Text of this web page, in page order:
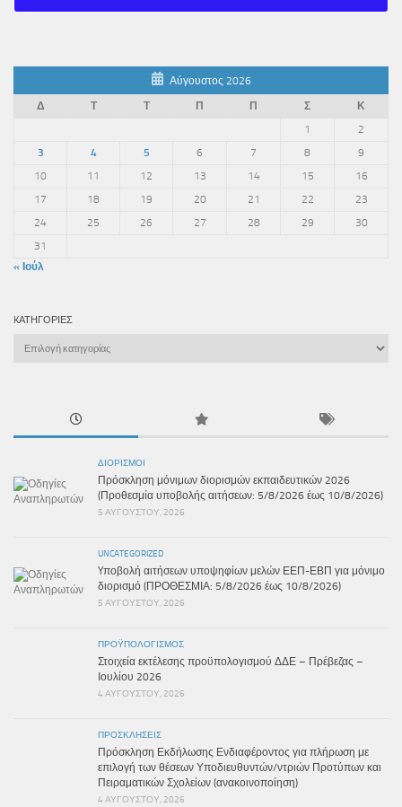
Αύγουστος 2026
Δ
Τ Τ Π Π Σ
Κ
1
2
3
4 5 6 7 8
9
10
11 12 13 14 15
16
17
18 19 20 21 22
23
24
25 26 27 28 29
30
31
« Ιούλ
KΑΤΗΓΟΡΊΕΣ
Kατηγορίες
ΔΙΟΡΙΣΜΟΊ
Πρόσκληση μόνιμων διορισμών εκπαιδευτικών 2026
(Προθεσμία υποβολής αιτήσεων: 5/8/2026 έως 10/8/2026)
5 ΑΥΓΟΎΣΤΟΥ, 2026
UNCATEGORIZED
Yποβολή αιτήσεων υποψηφίων μελών ΕΕΠ-ΕΒΠ για μόνιμο
διορισμό (ΠΡΟΘΕΣΜΙΑ: 5/8/2026 έως 10/8/2026)
5 ΑΥΓΟΎΣΤΟΥ, 2026
ΠΡΟΫΠΟΛΟΓΙΣΜΌΣ
Στοιχεία εκτέλεσης προϋπολογισμού ΔΔΕ – Πρέβεζας –
Ιουλίου 2026
4 ΑΥΓΟΎΣΤΟΥ, 2026
ΠΡΟΣΚΛΉΣΕΙΣ
Πρόσκληση Εκδήλωσης Ενδιαφέροντος για πλήρωση με
επιλογή των θέσεων Υποδιευθυντών/ντριών Προτύπων και
Πειραματικών Σχολείων (ανακοινοποίηση)
4 ΑΥΓΟΎΣΤΟΥ, 2026